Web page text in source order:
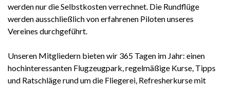
werden nur die Selbstkosten verrechnet. Die Rundflüge
werden ausschließlich von erfahrenen Piloten unseres
Vereines durchgeführt.
Unseren Mitgliedern bieten wir 365 Tagen im Jahr: einen
hochinteressanten Flugzeugpark, regelmäßige Kurse, Tipps
und Ratschläge rund um die Fliegerei, Refresherkurse mit